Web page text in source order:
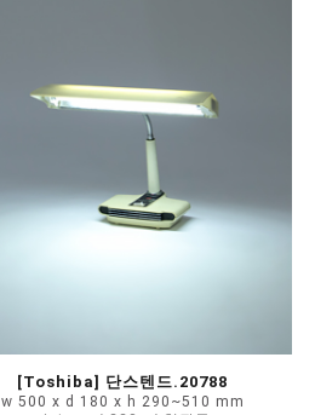
[Toshiba] 단스텐드.20788
w 500 x d 180 x h 290~510 mm